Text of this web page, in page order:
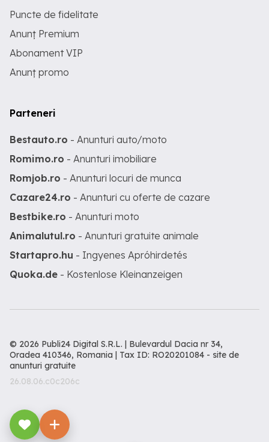
Puncte de fidelitate
Anunț Premium
Abonament VIP
Anunț promo
Parteneri
Bestauto.ro - Anunturi auto/moto
Romimo.ro - Anunturi imobiliare
Romjob.ro - Anunturi locuri de munca
Cazare24.ro - Anunturi cu oferte de cazare
Bestbike.ro - Anunturi moto
Animalutul.ro - Anunturi gratuite animale
Startapro.hu - Ingyenes Apróhirdetés
Quoka.de - Kostenlose Kleinanzeigen
© 2026 Publi24 Digital S.R.L. | Bulevardul Dacia nr 34,
Oradea 410346, Romania | Tax ID: RO20201084 - site de
anunturi gratuite
26.08.06.c0c206c